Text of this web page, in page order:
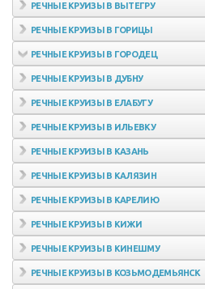
РЕЧНЫЕ КРУИЗЫ В ВЫТЕГРУ
РЕЧНЫЕ КРУИЗЫ В ГОРИЦЫ
РЕЧНЫЕ КРУИЗЫ В ГОРОДЕЦ
РЕЧНЫЕ КРУИЗЫ В ДУБНУ
РЕЧНЫЕ КРУИЗЫ В ЕЛАБУГУ
РЕЧНЫЕ КРУИЗЫ В ИЛЬЕВКУ
РЕЧНЫЕ КРУИЗЫ В КАЗАНЬ
РЕЧНЫЕ КРУИЗЫ В КАЛЯЗИН
РЕЧНЫЕ КРУИЗЫ В КАРЕЛИЮ
РЕЧНЫЕ КРУИЗЫ В КИЖИ
РЕЧНЫЕ КРУИЗЫ В КИНЕШМУ
РЕЧНЫЕ КРУИЗЫ В КОЗЬМОДЕМЬЯНСК